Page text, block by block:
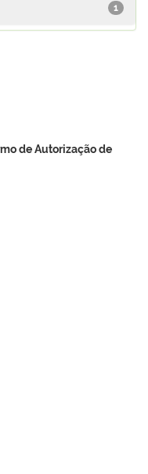
1
de Autorização de